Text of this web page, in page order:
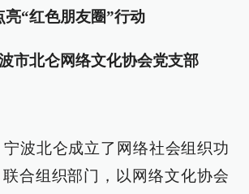
亮“红色朋友圈”行动
市北仑网络文化协会党支部
宁波北仑成立了网络社会组织功
合组织部门，以网络文化协会